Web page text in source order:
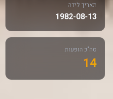
תאריך לידה
1982-08-13
סה"כ הופעות
14